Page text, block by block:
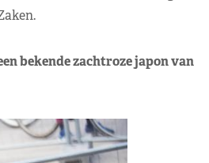
bekende zachtroze japon van